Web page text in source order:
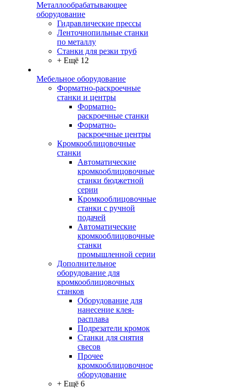
Металлообрабатывающее
оборудование
Гидравлические прессы
Ленточнопильные станки
по металлу
Станки для резки труб
+ Ещё 12
Мебельное оборудование
Форматно-раскроечные
станки и центры
Форматно-
раскроечные станки
Форматно-
раскроечные центры
Кромкооблицовочные
станки
Автоматические
кромкооблицовочные
станки бюджетной
серии
Кромкооблицовочные
станки с ручной
подачей
Автоматические
кромкооблицовочные
станки
промышленной серии
Дополнительное
оборудование для
кромкооблицовочных
станков
Оборудование для
нанесение клея-
расплава
Подрезатели кромок
Станки для снятия
свесов
Прочее
кромкооблицовочное
оборудование
+ Ещё 6